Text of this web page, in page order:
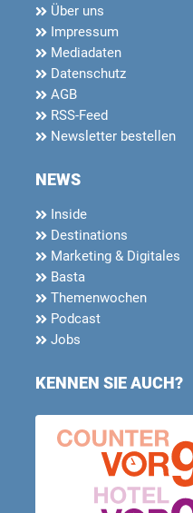
Über uns
Impressum
Mediadaten
Datenschutz
AGB
RSS-Feed
Newsletter bestellen
NEWS
Inside
Destinations
Marketing & Digitales
Basta
Themenwochen
Podcast
Jobs
KENNEN SIE AUCH?